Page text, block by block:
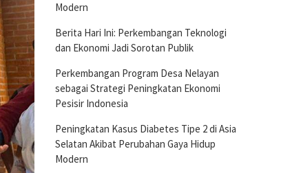
Modern
Berita Hari Ini: Perkembangan Teknologi
dan Ekonomi Jadi Sorotan Publik
Perkembangan Program Desa Nelayan
sebagai Strategi Peningkatan Ekonomi
Pesisir Indonesia
Peningkatan Kasus Diabetes Tipe 2 di Asia
Selatan Akibat Perubahan Gaya Hidup
Modern